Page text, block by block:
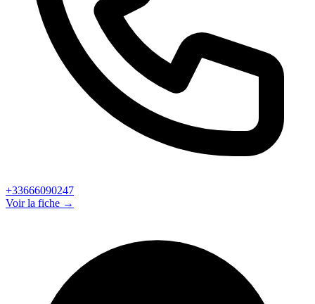
+33666090247
Voir la fiche →